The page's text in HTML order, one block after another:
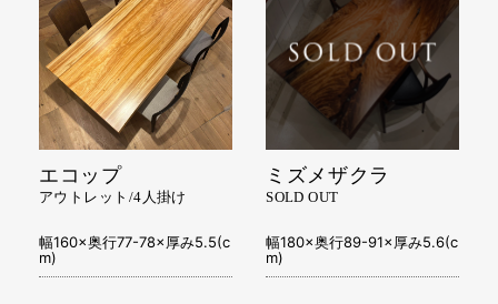
エコップ
アウトレット/4人掛け
幅160×奥行77-78×厚み5.5(c
m)
ミズメザクラ
SOLD OUT
幅180×奥行89-91×厚み5.6(c
m)